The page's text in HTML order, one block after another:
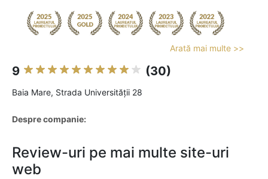
Arată mai multe >>
9 (30)
Baia Mare, Strada Universității 28
Despre companie:
Review-uri pe mai multe site-uri
web